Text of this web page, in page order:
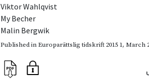
Viktor Wahlqvist
My Becher
Malin Bergwik
Published inEuroparättslig tidskrift 2015 1,March